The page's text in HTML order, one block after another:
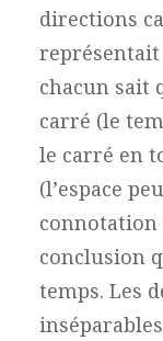
directions
chacun sait
carré (le
le carré en
(l’espace
conclusion
temps. Les